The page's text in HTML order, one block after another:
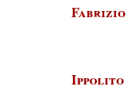
Fabrizio
Ippolito